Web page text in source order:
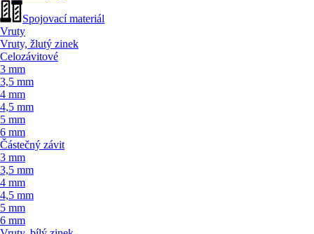
Spojovací materiál
Vruty
Vruty, žlutý zinek
Celozávitové
3 mm
3,5 mm
4 mm
4,5 mm
5 mm
6 mm
Částečný závit
3 mm
3,5 mm
4 mm
4,5 mm
5 mm
6 mm